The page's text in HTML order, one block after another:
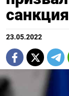
23.05.2022